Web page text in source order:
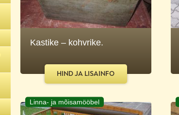
Kastike – kohvrike.
HIND JA LISAINFO
Linna- ja mõisamööbel